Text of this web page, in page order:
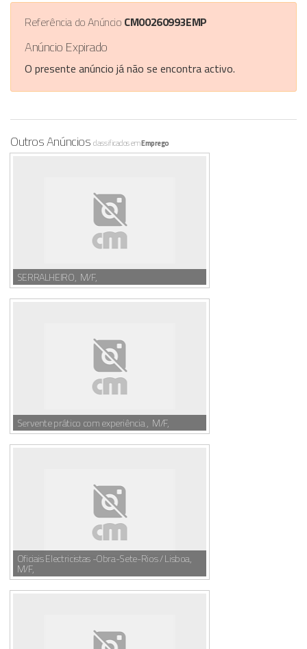
Referência do Anúncio CM00260993EMP
Anúncio Expirado
O presente anúncio já não se encontra activo.
Outros Anúncios classificados emEmprego
SERRALHEIRO, M/F,
Servente prático com experiência , M/F,
Oficiais Electricistas -Obra-Sete-Rios / Lisboa,
M/F,